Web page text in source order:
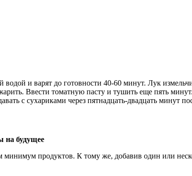
и варят до готовности 40-60 минут. Лук
Ввести томатную пасту и тушить еще пять
с сухариками через пятнадцать-двадцать минут
на будущее
продуктов. К тому же, добавив один или